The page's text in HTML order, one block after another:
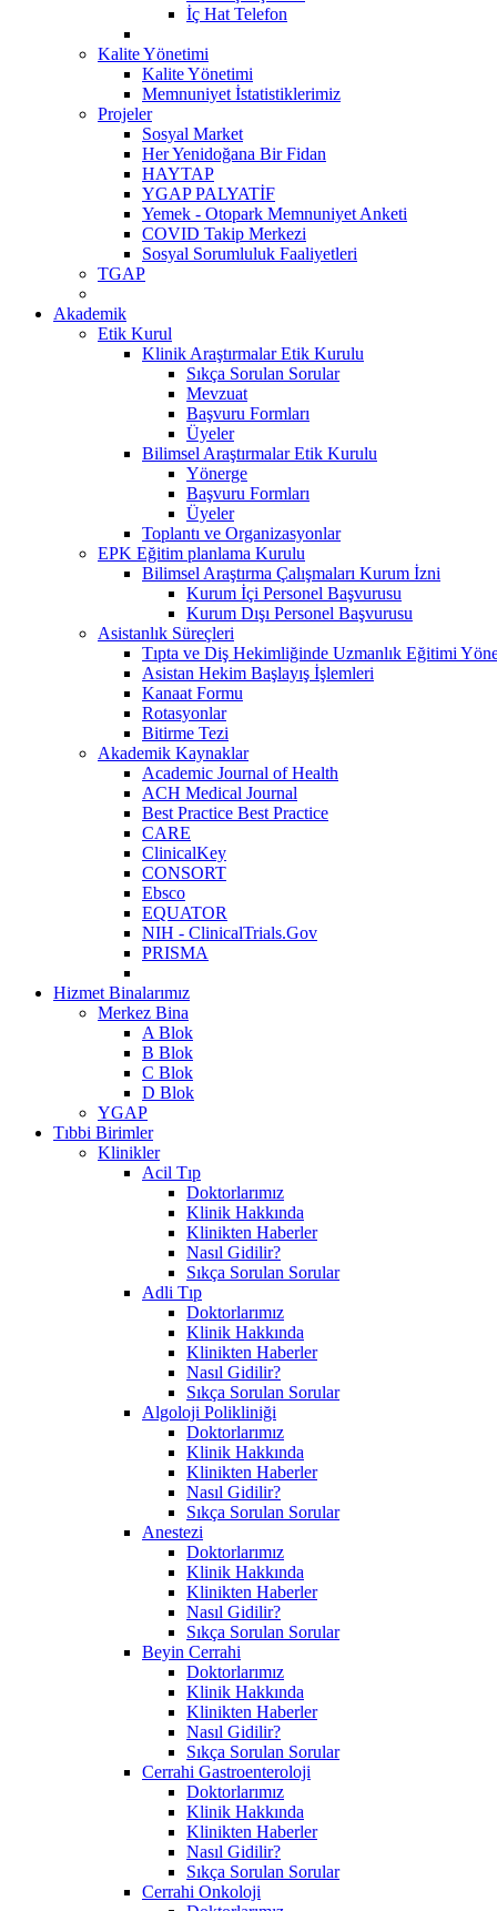
İç Hat Telefon
Kalite Yönetimi
Kalite Yönetimi
Memnuniyet İstatistiklerimiz
Projeler
Sosyal Market
Her Yenidoğana Bir Fidan
HAYTAP
YGAP PALYATİF
Yemek - Otopark Memnuniyet Anketi
COVID Takip Merkezi
Sosyal Sorumluluk Faaliyetleri
TGAP
Akademik
Etik Kurul
Klinik Araştırmalar Etik Kurulu
Sıkça Sorulan Sorular
Mevzuat
Başvuru Formları
Üyeler
Bilimsel Araştırmalar Etik Kurulu
Yönerge
Başvuru Formları
Üyeler
Toplantı ve Organizasyonlar
EPK Eğitim planlama Kurulu
Bilimsel Araştırma Çalışmaları Kurum İzni
Kurum İçi Personel Başvurusu
Kurum Dışı Personel Başvurusu
Asistanlık Süreçleri
Tıpta ve Diş Hekimliğinde Uzmanlık Eğitimi
Asistan Hekim Başlayış İşlemleri
Kanaat Formu
Rotasyonlar
Bitirme Tezi
Akademik Kaynaklar
Academic Journal of Health
ACH Medical Journal
Best Practice Best Practice
CARE
ClinicalKey
CONSORT
Ebsco
EQUATOR
NIH - ClinicalTrials.Gov
PRISMA
Hizmet Binalarımız
Merkez Bina
A Blok
B Blok
C Blok
D Blok
YGAP
Tıbbi Birimler
Klinikler
Acil Tıp
Doktorlarımız
Klinik Hakkında
Klinikten Haberler
Nasıl Gidilir?
Sıkça Sorulan Sorular
Adli Tıp
Doktorlarımız
Klinik Hakkında
Klinikten Haberler
Nasıl Gidilir?
Sıkça Sorulan Sorular
Algoloji Polikliniği
Doktorlarımız
Klinik Hakkında
Klinikten Haberler
Nasıl Gidilir?
Sıkça Sorulan Sorular
Anestezi
Doktorlarımız
Klinik Hakkında
Klinikten Haberler
Nasıl Gidilir?
Sıkça Sorulan Sorular
Beyin Cerrahi
Doktorlarımız
Klinik Hakkında
Klinikten Haberler
Nasıl Gidilir?
Sıkça Sorulan Sorular
Cerrahi Gastroenteroloji
Doktorlarımız
Klinik Hakkında
Klinikten Haberler
Nasıl Gidilir?
Sıkça Sorulan Sorular
Cerrahi Onkoloji